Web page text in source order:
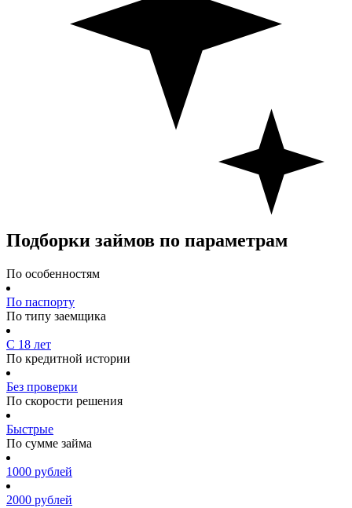
Подборки займов по параметрам
По особенностям
По паспорту
По типу заемщика
С 18 лет
По кредитной истории
Без проверки
По скорости решения
Быстрые
По сумме займа
1000 рублей
2000 рублей